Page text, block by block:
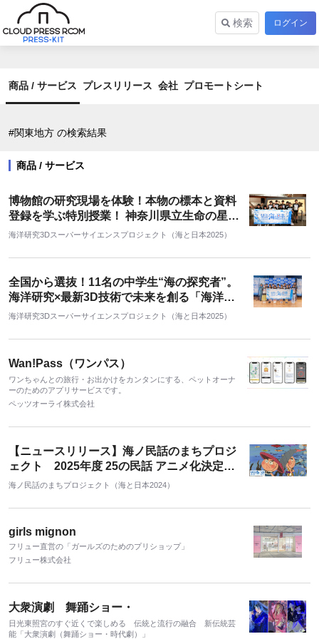
検索 ログイン
商品 / サービス プレスリリース 会社 プロモートシート
#関東地方 の検索結果
商品 / サービス
博物館の研究現場を体験！本物の標本と資料
登録を学ぶ特別授業！ 神奈川県立生命の星・
地球博物館で海洋研究3Dスーパーサイエン
海洋研究3Dスーパーサイエンスプロジェクト（海と日本2025）
全国から選抜！11名の中学生“海の探究者”。
海洋研究×最新3D技術で未来を創る「海洋研
究3Dスーパーサイエンスプロジェクト」5期
海洋研究3Dスーパーサイエンスプロジェクト（海と日本2025）
Wan!Pass（ワンパス）
ワンちゃんとの旅行・お出かけをカンタンにする、ペットオーナ
ーのためのアプリサービスです。
ペッツオーライ株式会社
【ニュースリリース】海ノ民話のまちプロジ
ェクト 2025年度 25の民話 アニメ化決定！
子どもたちに語り継ぎたい「海ノ民話」アニ
海ノ民話のまちプロジェクト（海と日本2024）
girls mignon
フリュー直営の「ガールズのためのプリショップ」
フリュー株式会社
大衆演劇 舞踊ショー・
日光東照宮のすぐ近くで楽しめる 伝統と流行の融合 新伝統芸
能「大衆演劇（舞踊ショー・時代劇）」